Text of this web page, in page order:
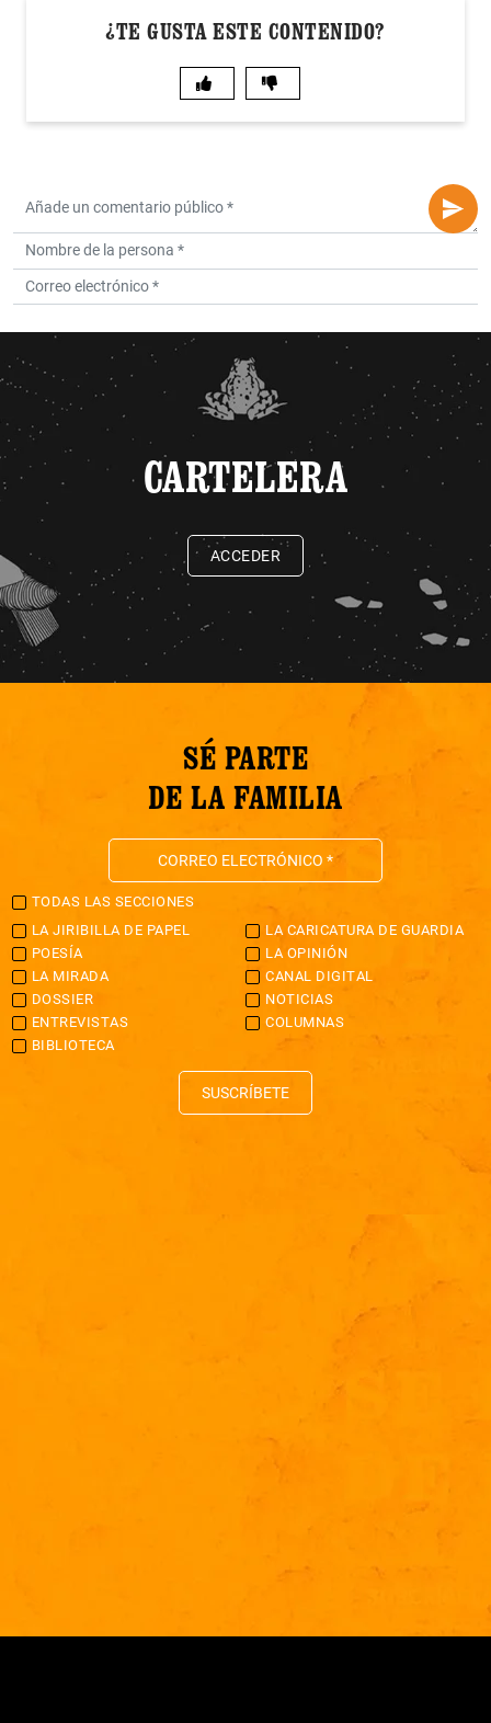
¿TE GUSTA ESTE CONTENIDO?
CARTELERA
ACCEDER
SÉ PARTE
DE LA FAMILIA
TODAS LAS SECCIONES
LA JIRIBILLA DE PAPEL
LA CARICATURA DE GUARDIA
POESÍA
LA OPINIÓN
LA MIRADA
CANAL DIGITAL
DOSSIER
NOTICIAS
ENTREVISTAS
COLUMNAS
BIBLIOTECA
SUSCRÍBETE